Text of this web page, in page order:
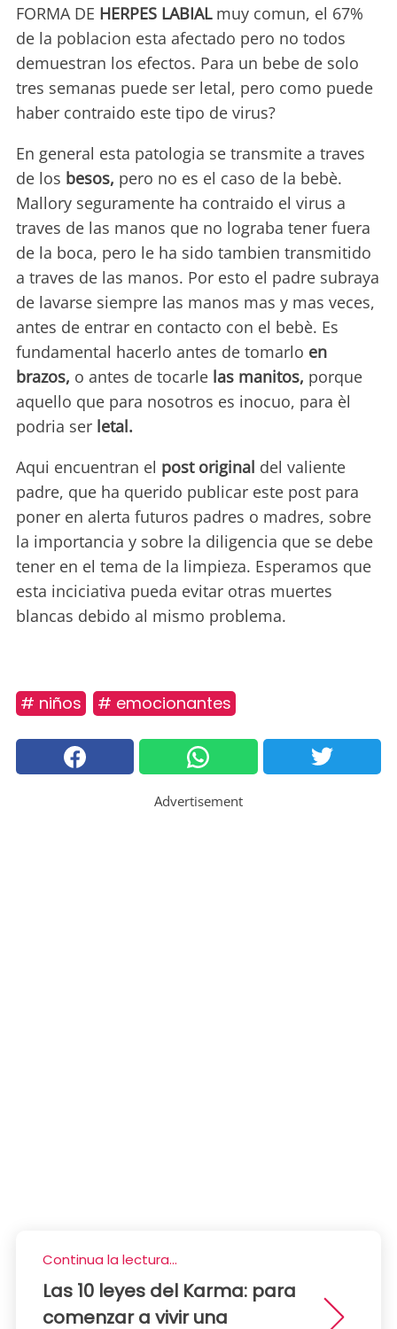
FORMA DE HERPES LABIAL muy comun, el 67%
de la poblacion esta afectado pero no todos
demuestran los efectos. Para un bebe de solo
tres semanas puede ser letal, pero como puede
haber contraido este tipo de virus?
En general esta patologia se transmite a traves
de los besos, pero no es el caso de la bebè.
Mallory seguramente ha contraido el virus a
traves de las manos que no lograba tener fuera
de la boca, pero le ha sido tambien transmitido
a traves de las manos. Por esto el padre subraya
de lavarse siempre las manos mas y mas veces,
antes de entrar en contacto con el bebè. Es
fundamental hacerlo antes de tomarlo en
brazos, o antes de tocarle las manitos, porque
aquello que para nosotros es inocuo, para èl
podria ser letal.
Aqui encuentran el post original del valiente
padre, que ha querido publicar este post para
poner en alerta futuros padres o madres, sobre
la importancia y sobre la diligencia que se debe
tener en el tema de la limpieza. Esperamos que
esta inciciativa pueda evitar otras muertes
blancas debido al mismo problema.
# niños # emocionantes
Advertisement
Continua la lectura...
Las 10 leyes del Karma: para
comenzar a vivir una